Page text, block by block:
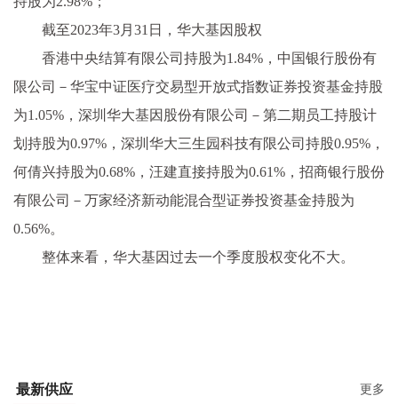
截至2023年3月31日，华大基因股权
香港中央结算有限公司持股为1.84%，中国银行股份有
限公司－华宝中证医疗交易型开放式指数证券投资基金持股
为1.05%，深圳华大基因股份有限公司－第二期员工持股计
划持股为0.97%，深圳华大三生园科技有限公司持股0.95%，
何倩兴持股为0.68%，汪建直接持股为0.61%，招商银行股份
有限公司－万家经济新动能混合型证券投资基金持股为
0.56%。
整体来看，华大基因过去一个季度股权变化不大。
最新供应 更多